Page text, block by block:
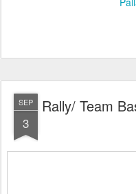
SEP
3
Rally/ Team